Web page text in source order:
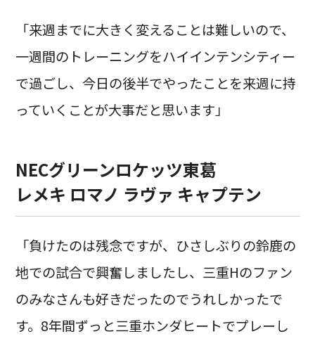
「来週までに大きく変えることは難しいので、
一週間のトレーニングをハイインテンシティー
で過ごし、今日の後半でやったことを来週に持
っていくことが大事だと思います」
NECグリーンロケッツ東葛
レメキ ロマノ ラヴァ キャプテン
「負けたのは残念ですが、ひさしぶりの鈴鹿の
地での試合で興奮しましたし、三重Hのファン
のみなさんも好きだったのでうれしかったで
す。8年間ずっと三重ホンダヒートでプレーし